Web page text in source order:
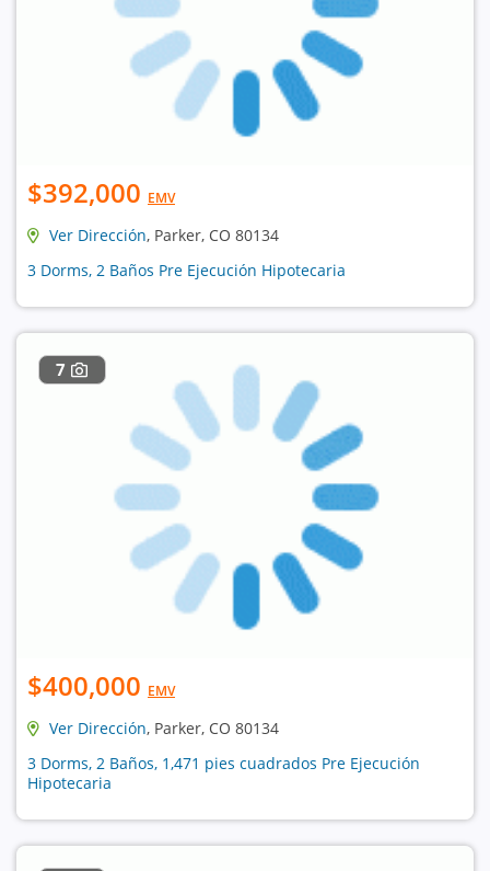
$392,000 EMV
Ver Dirección, Parker, CO 80134
3 Dorms, 2 Baños Pre Ejecución Hipotecaria
7
$400,000 EMV
Ver Dirección, Parker, CO 80134
3 Dorms, 2 Baños, 1,471 pies cuadrados Pre Ejecución
Hipotecaria